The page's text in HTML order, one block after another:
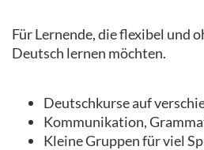
Für Lernende, die flexibel und
Deutsch lernen möchten.
Deutschkurse auf
Kommunikation,
Kleine Gruppen für viel